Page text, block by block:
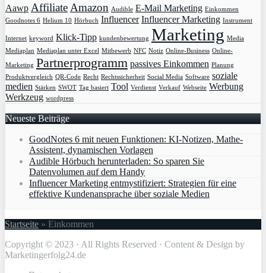
Aawp Affiliate Amazon Audible E-Mail Marketing Einkommen
Goodnotes 6 Helium 10 Hörbuch Influencer Influencer Marketing Instrument
Internet keyword Klick-Tipp kundenbewertung Marketing Media
Mediaplan Mediaplan unter Excel Mitbewerb NFC Notiz Online-Business Online-
Marketing Partnerprogramm passives Einkommen Planung
Produktvergleich QR-Code Recht Rechtssicherheit Social Media Software soziale
medien Stärken SWOT Tag basiert Tool Verdienst Verkauf Webseite Werbung
Werkzeug wordpress
Neueste Beiträge
GoodNotes 6 mit neuen Funktionen: KI-Notizen, Mathe-
Assistent, dynamischen Vorlagen
Audible Hörbuch herunterladen: So sparen Sie
Datenvolumen auf dem Handy
Influencer Marketing entmystifiziert: Strategien für eine
effektive Kundenansprache über soziale Medien
Startseite » Einkommen
Copyright © 2023 · All Rights Reserved · Content & Design by
Marketingerfolg24.de